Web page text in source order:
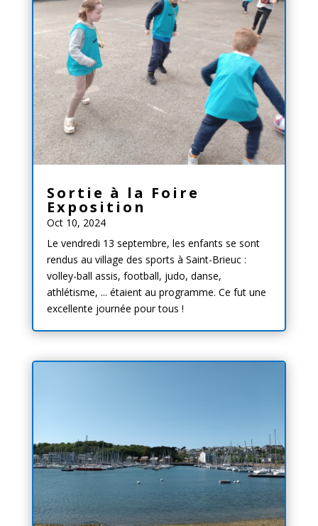
Sortie à la Foire
Exposition
Oct 10, 2024
Le vendredi 13 septembre, les enfants se sont
rendus au village des sports à Saint-Brieuc :
volley-ball assis, football, judo, danse,
athlétisme, ... étaient au programme. Ce fut une
excellente journée pour tous !